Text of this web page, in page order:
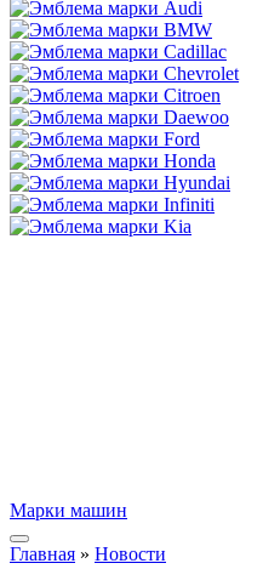
Марки машин
Главная » Новости